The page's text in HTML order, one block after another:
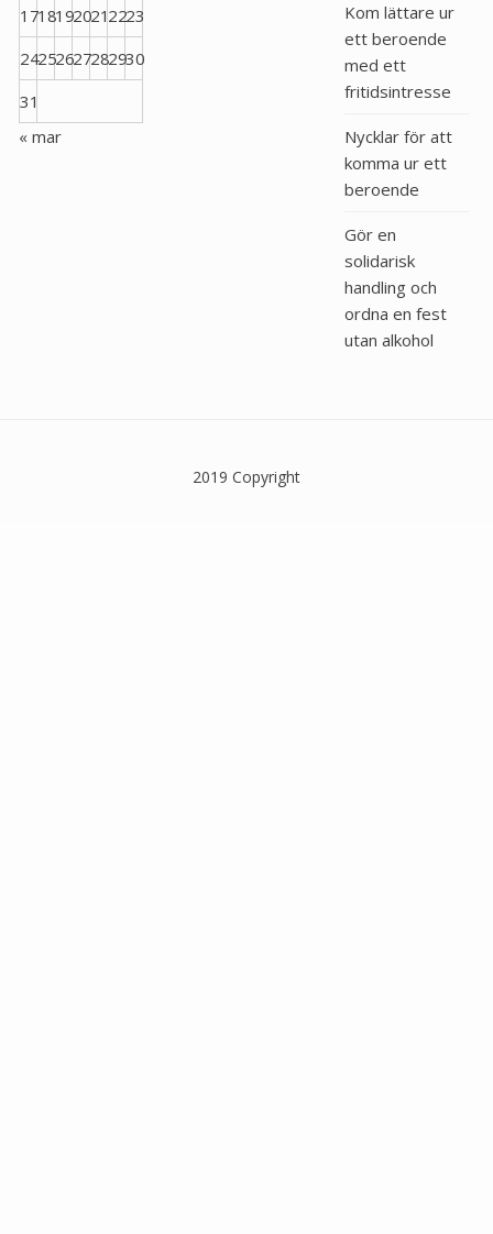
17181920212223
24252627282930
31
« mar
Kom lättare ur
ett beroende
med ett
fritidsintresse
Nycklar för att
komma ur ett
beroende
Gör en
solidarisk
handling och
ordna en fest
utan alkohol